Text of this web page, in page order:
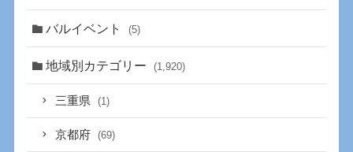
バルイベント (5)
地域別カテゴリー (1,920)
三重県 (1)
京都府 (69)